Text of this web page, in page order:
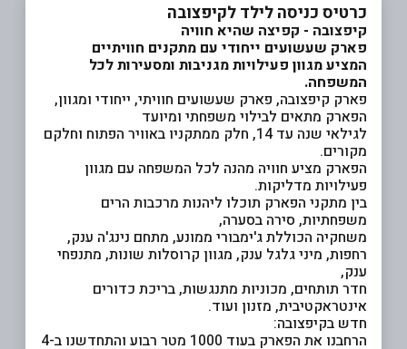
כרטיס כניסה לילד לקיפצובה
קיפצובה - קפיצה שהיא חוויה
פארק שעשועים ייחודי עם מתקנים חוויתיים
המציע מגוון פעילויות מגניבות ומסעירות לכל
המשפחה.
פארק קיפצובה, פארק שעשועים חוויתי, ייחודי ומגוון,
הפארק מתאים לבילוי משפחתי ומיועד
לגילאי שנה עד 14, חלק ממתקניו באוויר הפתוח וחלקם
מקורים.
הפארק מציע חוויה מהנה לכל המשפחה עם מגוון
פעילויות מדליקות.
בין מתקני הפארק תוכלו ליהנות מרכבות הרים
משפחתיות, סירה בסערה,
משחקיה הכוללת ג'ימבורי ממונע, מתחם נינג'ה ענק,
רחפות, מיני גלגל ענק, מגוון קרוסלות שונות, מתנפחי
ענק,
חדר תותחים, מכוניות מתנגשות, בריכת כדורים
אינטראקטיבית, מזנון ועוד.
חדש בקיפצובה:
הרחבנו את הפארק בעוד 1000 מטר רבוע והתחדשנו ב-4